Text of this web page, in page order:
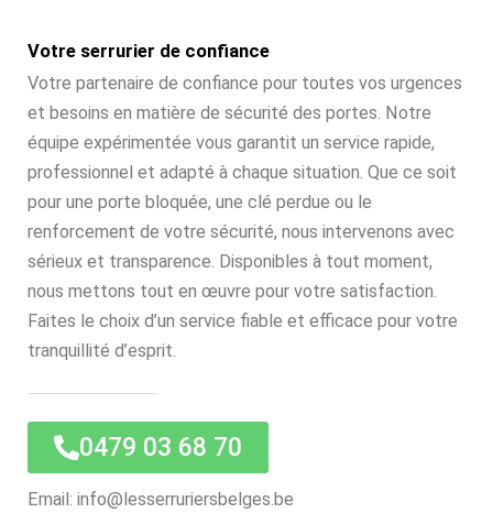
Votre serrurier de confiance
Votre partenaire de confiance pour toutes vos urgences
et besoins en matière de sécurité des portes. Notre
équipe expérimentée vous garantit un service rapide,
professionnel et adapté à chaque situation. Que ce soit
pour une porte bloquée, une clé perdue ou le
renforcement de votre sécurité, nous intervenons avec
sérieux et transparence. Disponibles à tout moment,
nous mettons tout en œuvre pour votre satisfaction.
Faites le choix d’un service fiable et efficace pour votre
tranquillité d’esprit.
0479 03 68 70
Email: info@lesserruriersbelges.be